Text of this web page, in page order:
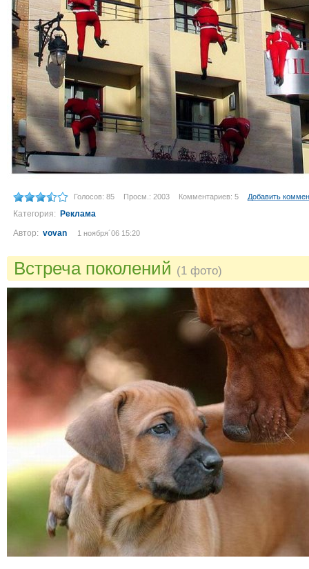
Голосов: 85 Просм.: 2003 Комментариев: 5 Добавить
Категория: Реклама
Автор: vovan 1 ноября´06 15:20
Встреча поколений (1 фото)